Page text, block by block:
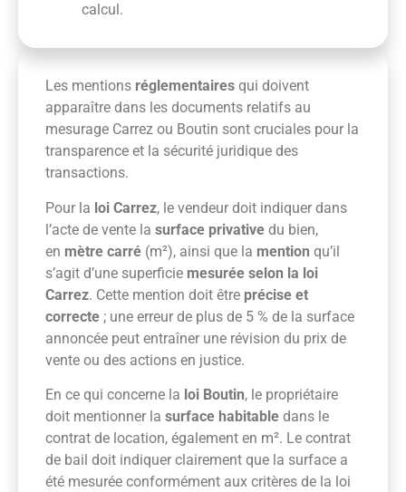
calcul.
Les mentions réglementaires qui doivent
apparaître dans les documents relatifs au
mesurage Carrez ou Boutin sont cruciales pour la
transparence et la sécurité juridique des
transactions.
Pour la loi Carrez, le vendeur doit indiquer dans
l’acte de vente la surface privative du bien,
en mètre carré (m²), ainsi que la mention qu’il
s’agit d’une superficie mesurée selon la loi
Carrez. Cette mention doit être précise et
correcte ; une erreur de plus de 5 % de la surface
annoncée peut entraîner une révision du prix de
vente ou des actions en justice.
En ce qui concerne la loi Boutin, le propriétaire
doit mentionner la surface habitable dans le
contrat de location, également en m². Le contrat
de bail doit indiquer clairement que la surface a
été mesurée conformément aux critères de la loi